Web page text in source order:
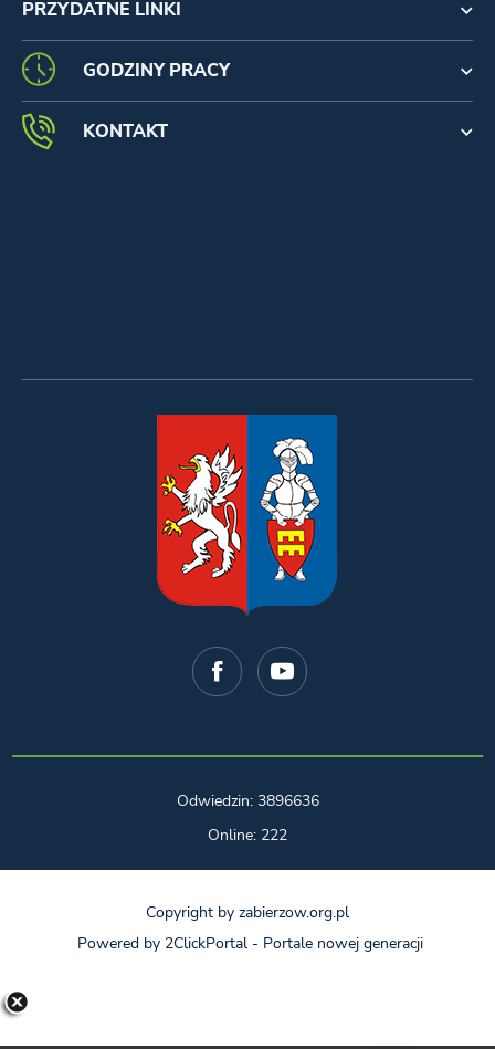
PRZYDATNE LINKI
GODZINY PRACY
KONTAKT
Odwiedzin: 3896636
Online: 222
Copyright by zabierzow.org.pl
Powered by 2ClickPortal- Portale nowej generacji